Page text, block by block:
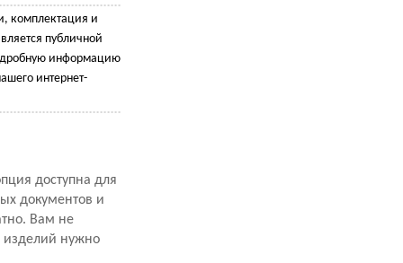
комплектация и
публичной
информацию
интернет-
доступна для
документов и
Вам не
изделий нужно